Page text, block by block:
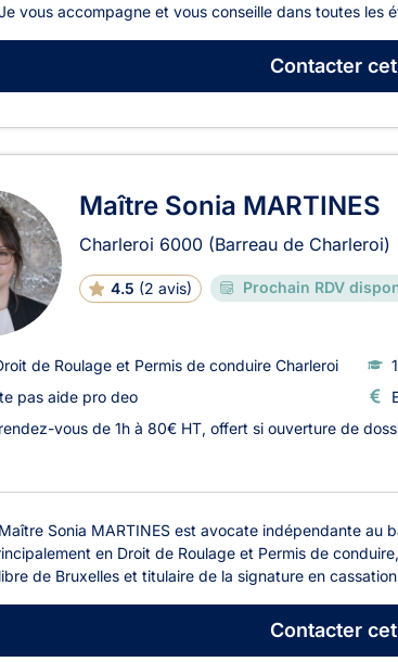
vous accompagne et vous conseille dans toutes
Contactercet
Maître Sonia MARTINES
Charleroi 6000 (Barreau de Charleroi)
4.5 (2 avis) Prochain RDV
de Roulage et Permis de conduire Charleroi
pas aide pro deo
vous de 1h à 80€ HT, offert si ouverture de
Maître Sonia MARTINES est avocate indépendante au
en Droit de Roulage et Permis de
de Bruxelles et titulaire de la signature en
Contactercet